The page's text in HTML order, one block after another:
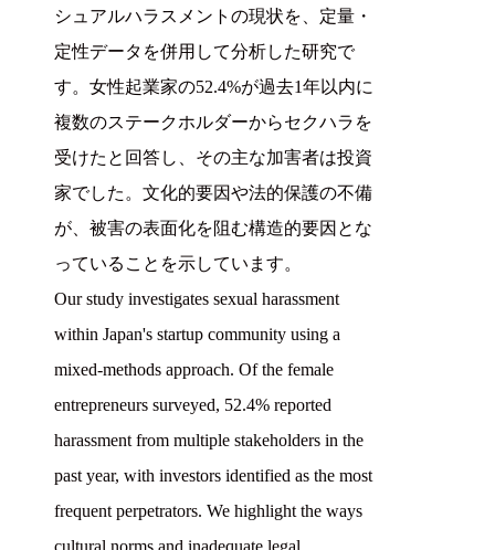
シュアルハラスメントの現状を、定量・
定性データを併用して分析した研究で
す。女性起業家の52.4%が過去1年以内に
複数のステークホルダーからセクハラを
受けたと回答し、その主な加害者は投資
家でした。文化的要因や法的保護の不備
が、被害の表面化を阻む構造的要因とな
っていることを示しています。
Our study investigates sexual harassment
within Japan's startup community using a
mixed-methods approach. Of the female
entrepreneurs surveyed, 52.4% reported
harassment from multiple stakeholders in the
past year, with investors identified as the most
frequent perpetrators. We highlight the ways